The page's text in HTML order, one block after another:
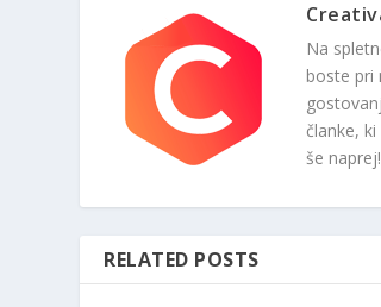
Na
boste pri
članke,
še naprej!
RELATED POSTS